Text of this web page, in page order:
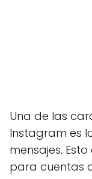
Una de las
Instagram es
mensajes.
para cuentas